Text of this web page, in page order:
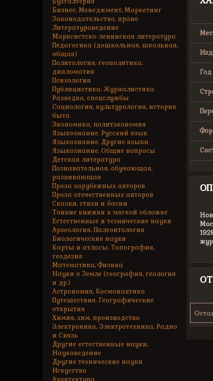
Бизнес, Менеджмент, Маркетинг
Законодательство, право
Литературоведение
Марксистско-ленинская литература
Педагогика (дошкольная, школьная,
общая)
Политология, геополитика,
дипломатия
Психология
Публицистика. Журналистика
Разведка, спецслужбы
Социология, культурология, история
быта
Экономика, политэкономия
Языкознание. Русский язык
Языкознание. Другие языки
Языкознание. Общие вопросы
Детская литература
Познавательная, обучающая,
развивающая
Проза зарубежных авторов
Проза отечественных авторов
Сказки, стихи и басни
Тонкие книжки в мягкой обложке
Естественные и технические науки
Археология, Палеонтология
Биологические науки
Карты и атласы. Топография,
геодезия
Математика, Физика
Науки о Земле (география, геология
и др.)
Астрономия, Космонавтика
Путешествия. Географические
открытия
Химия, хим. производство
Электроника, Электротехника, Радио
и Связь
Другие естественные науки,
Науковедение
Другие технические науки
Искусство
Архитектура